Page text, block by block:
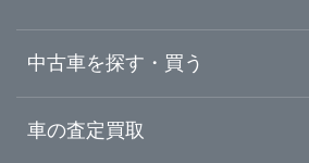
ガリバー熊谷店
ガリバー西川口店
川口市
千葉県
中古車を探す・買う
中古車情報・中古車検索
車の査定買取